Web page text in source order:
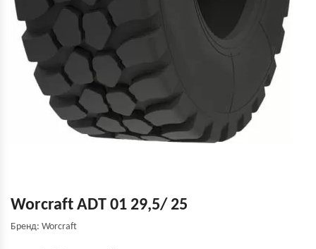
Worcraft ADT 01 29,5/ 25
Бренд: Worcraft